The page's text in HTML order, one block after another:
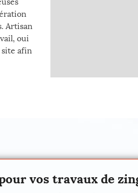
Artisan
oui
site afin
vos travaux de